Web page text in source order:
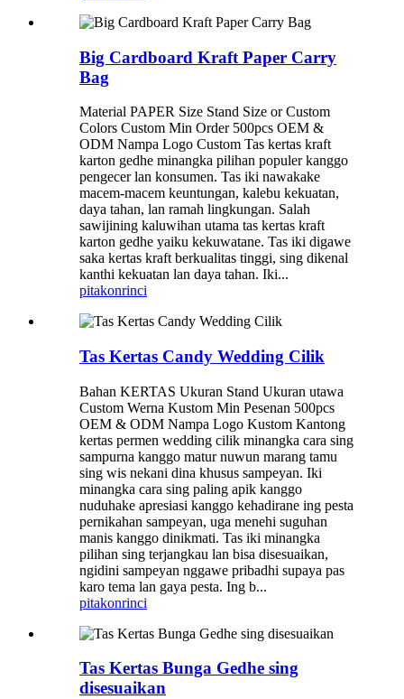
Big Cardboard Kraft Paper Carry
Bag
Material PAPER Size Stand Size or Custom
Colors Custom Min Order 500pcs OEM &
ODM Nampa Logo Custom Tas kertas kraft
karton gedhe minangka pilihan populer kanggo
pengecer lan konsumen. Tas iki nawakake
macem-macem keuntungan, kalebu kekuatan,
daya tahan, lan ramah lingkungan. Salah
sawijining kaluwihan utama tas kertas kraft
karton gedhe yaiku kekuwatane. Tas iki digawe
saka kertas kraft berkualitas tinggi, sing dikenal
kanthi kekuatan lan daya tahan. Iki...
pitakonrinci
Tas Kertas Candy Wedding Cilik
Bahan KERTAS Ukuran Stand Ukuran utawa
Custom Werna Kustom Min Pesenan 500pcs
OEM & ODM Nampa Logo Kustom Kantong
kertas permen wedding cilik minangka cara sing
sampurna kanggo matur nuwun marang tamu
sing wis nekani dina khusus sampeyan. Iki
minangka cara sing paling apik kanggo
nuduhake apresiasi kanggo kehadirane ing pesta
pernikahan sampeyan, uga menehi suguhan
manis kanggo dinikmati. Tas iki minangka
pilihan sing terjangkau lan bisa disesuaikan,
ngidini sampeyan nggawe pribadhi supaya pas
karo tema lan gaya pesta. Ing b...
pitakonrinci
Tas Kertas Bunga Gedhe sing
disesuaikan